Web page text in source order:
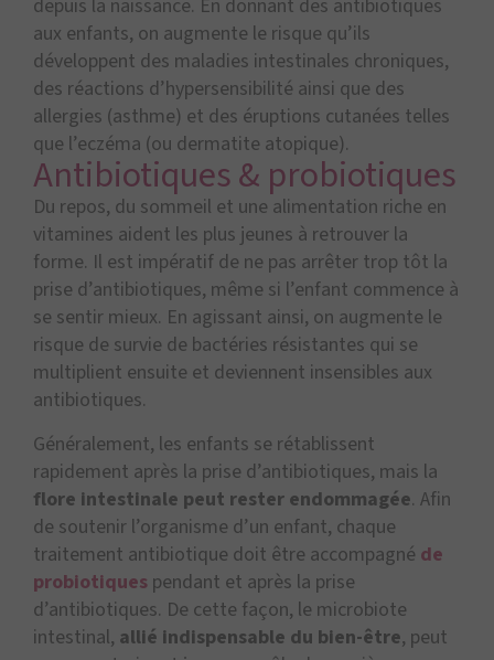
depuis la naissance. En donnant des antibiotiques
aux enfants, on augmente le risque qu’ils
développent des maladies intestinales chroniques,
des réactions d’hypersensibilité ainsi que des
allergies (asthme) et des éruptions cutanées telles
que l’eczéma (ou dermatite atopique).
Antibiotiques & probiotiques
Du repos, du sommeil et une alimentation riche en
vitamines aident les plus jeunes à retrouver la
forme. Il est impératif de ne pas arrêter trop tôt la
prise d’antibiotiques, même si l’enfant commence à
se sentir mieux. En agissant ainsi, on augmente le
risque de survie de bactéries résistantes qui se
multiplient ensuite et deviennent insensibles aux
antibiotiques.
Généralement, les enfants se rétablissent
rapidement après la prise d’antibiotiques, mais la
flore intestinale peut rester endommagée. Afin
de soutenir l’organisme d’un enfant, chaque
traitement antibiotique doit être accompagné de
probiotiques pendant et après la prise
d’antibiotiques. De cette façon, le microbiote
intestinal, allié indispensable du bien-être, peut